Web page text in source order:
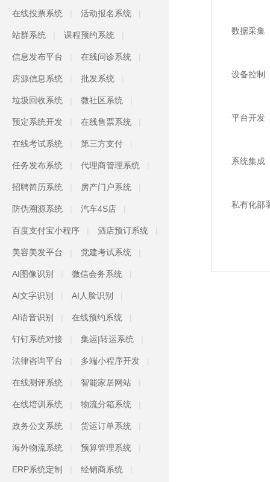
在线投票系统 活动报名系统
站群系统 课程预约系统
信息发布平台 在线问诊系统
房源信息系统 批发系统
垃圾回收系统 微社区系统
预定系统开发 在线售票系统
在线考试系统 第三方支付
任务发布系统 代理商管理系统
招聘简历系统 房产门户系统
防伪溯源系统 汽车4S店
百度支付宝小程序 酒店预订系统
美容美发平台 党建考试系统
AI图像识别 微信会务系统
AI文字识别 AI人脸识别
AI语音识别 在线预约系统
钉钉系统对接 集运|转运系统
法律咨询平台 多端小程序开发
在线测评系统 智能家居网站
在线培训系统 物流分箱系统
政务公文系统 货运订单系统
海外物流系统 预算管理系统
ERP系统定制 经销商系统
数据采集
设备控制
平台开发
系统集成
私有化部